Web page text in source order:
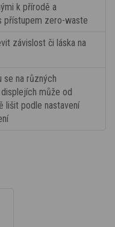
k přírodě a
přístupem zero-waste
závislost či láska na
se na různých
může od
lišit podle nastavení